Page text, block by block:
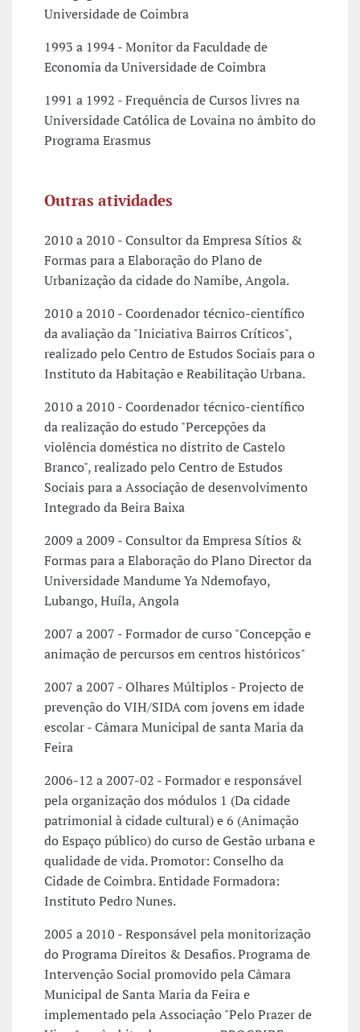
Universidade de Coimbra
1993 a 1994 - Monitor da Faculdade de
Economia da Universidade de Coimbra
1991 a 1992 - Frequência de Cursos livres na
Universidade Católica de Lovaina no âmbito do
Programa Erasmus
Outras atividades
2010 a 2010 - Consultor da Empresa Sítios &
Formas para a Elaboração do Plano de
Urbanização da cidade do Namibe, Angola.
2010 a 2010 - Coordenador técnico-científico
da avaliação da "Iniciativa Bairros Críticos",
realizado pelo Centro de Estudos Sociais para o
Instituto da Habitação e Reabilitação Urbana.
2010 a 2010 - Coordenador técnico-científico
da realização do estudo "Percepções da
violência doméstica no distrito de Castelo
Branco", realizado pelo Centro de Estudos
Sociais para a Associação de desenvolvimento
Integrado da Beira Baixa
2009 a 2009 - Consultor da Empresa Sítios &
Formas para a Elaboração do Plano Director da
Universidade Mandume Ya Ndemofayo,
Lubango, Huíla, Angola
2007 a 2007 - Formador de curso "Concepção e
animação de percursos em centros históricos"
2007 a 2007 - Olhares Múltiplos - Projecto de
prevenção do VIH/SIDA com jovens em idade
escolar - Câmara Municipal de santa Maria da
Feira
2006-12 a 2007-02 - Formador e responsável
pela organização dos módulos 1 (Da cidade
patrimonial à cidade cultural) e 6 (Animação
do Espaço público) do curso de Gestão urbana e
qualidade de vida. Promotor: Conselho da
Cidade de Coimbra. Entidade Formadora:
Instituto Pedro Nunes.
2005 a 2010 - Responsável pela monitorização
do Programa Direitos & Desafios. Programa de
Intervenção Social promovido pela Câmara
Municipal de Santa Maria da Feira e
implementado pela Associação "Pelo Prazer de